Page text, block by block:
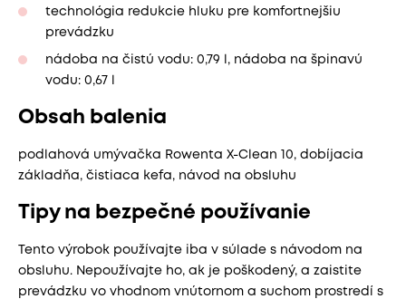
technológia redukcie hluku pre komfortnejšiu
prevádzku
nádoba na čistú vodu: 0,79 l, nádoba na špinavú
vodu: 0,67 l
Obsah balenia
podlahová umývačka Rowenta X-Clean 10, dobíjacia
základňa, čistiaca kefa, návod na obsluhu
Tipy na bezpečné používanie
Tento výrobok používajte iba v súlade s návodom na
obsluhu. Nepoužívajte ho, ak je poškodený, a zaistite
prevádzku vo vhodnom vnútornom a suchom prostredí s